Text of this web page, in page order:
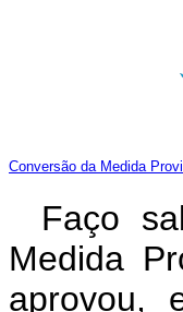
Conversão da Medida
Faço
Medida
aprovou,